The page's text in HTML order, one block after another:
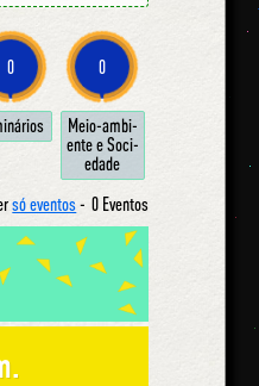
0 0
Meio-am­bi­
en­te e So­ci­
e­da­de
só eventos- 0 Eventos